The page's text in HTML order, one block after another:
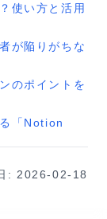
使い方と活用
が陥りがちな
のポイントを
「Notion
: 2026-02-18